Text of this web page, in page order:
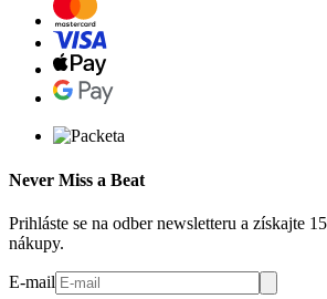
Never Miss a Beat
Prihláste se na odber newsletteru a získajte
nákupy.
E-mail